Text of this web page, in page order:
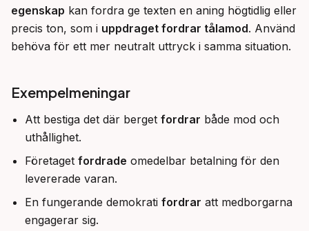
egenskap kan fordra ge texten en aning högtidlig eller
precis ton, som i uppdraget fordrar tålamod. Använd
behöva för ett mer neutralt uttryck i samma situation.
Exempelmeningar
Att bestiga det där berget fordrar både mod och
uthållighet.
Företaget fordrade omedelbar betalning för den
levererade varan.
En fungerande demokrati fordrar att medborgarna
engagerar sig.